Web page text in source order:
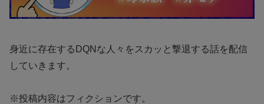
身近に存在するDQNな人々をスカッと撃退する話を配信
していきます。
※投稿内容はフィクションです。